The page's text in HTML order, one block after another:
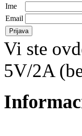
Ime
Email
Vi ste
5V/2A